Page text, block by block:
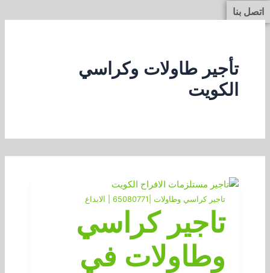
اتصل بنا
تأجير طاولات وكراسي
الكويت
تاجير كراسي وطاولات |65080771 | الابداع
تاجير كراسي
وطاولات في